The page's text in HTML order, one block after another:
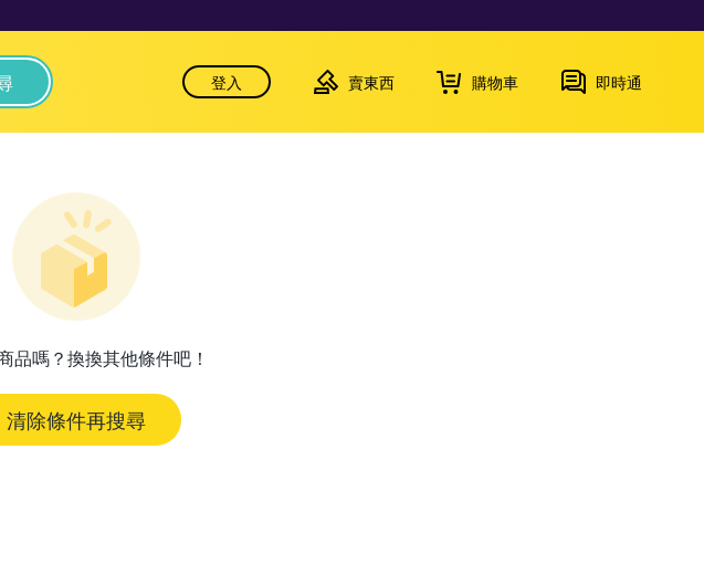
登入 賣東西 購物車 即時通
品嗎？換換其他條件吧！
清除條件再搜尋